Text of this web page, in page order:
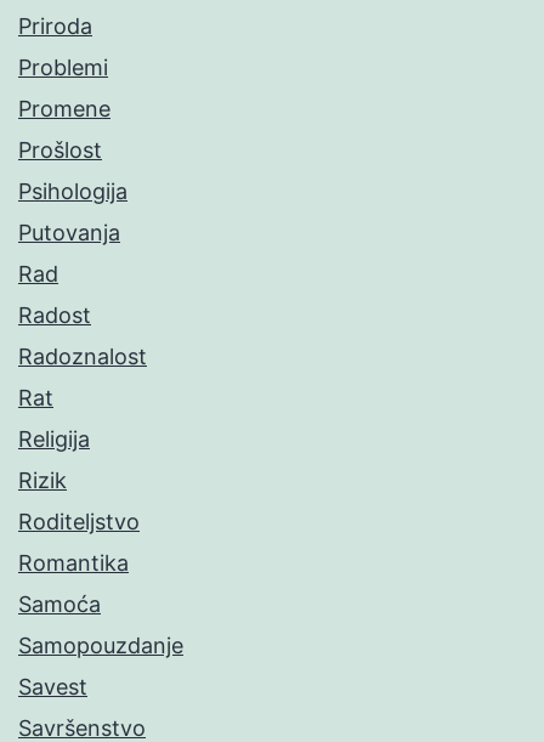
Priroda
Problemi
Promene
Prošlost
Psihologija
Putovanja
Rad
Radost
Radoznalost
Rat
Religija
Rizik
Roditeljstvo
Romantika
Samoća
Samopouzdanje
Savest
Savršenstvo